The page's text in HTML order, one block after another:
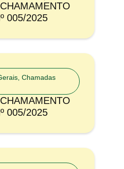
005/2025
Chamadas
005/2025